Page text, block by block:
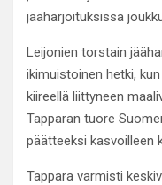
jääharjoituksissa
Leijonien torstain
ikimuistoinen hetki,
kiireellä liittyneen
Tapparan tuore
päätteeksi kasvoilleen
Tappara varmisti